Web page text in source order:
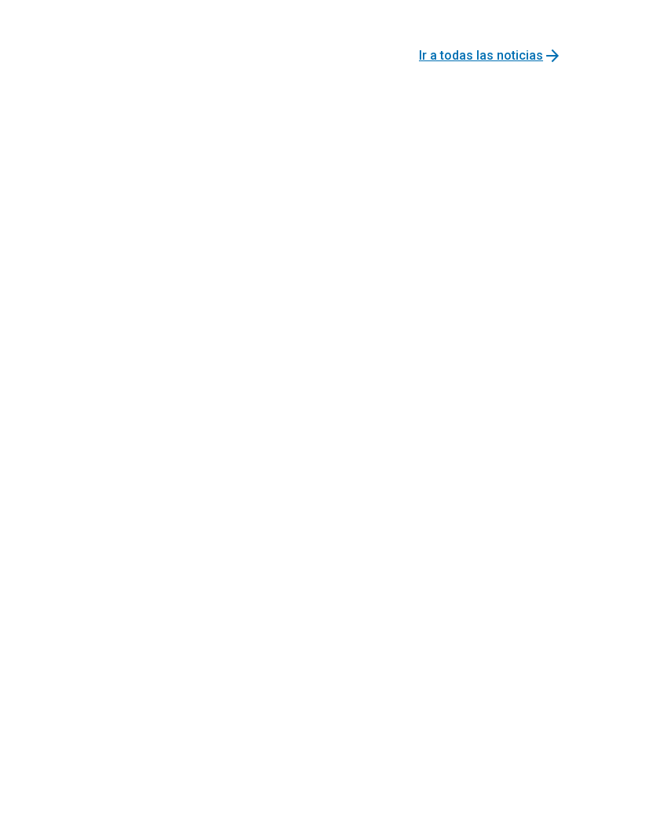
Ir a todas las noticias arrow_forward